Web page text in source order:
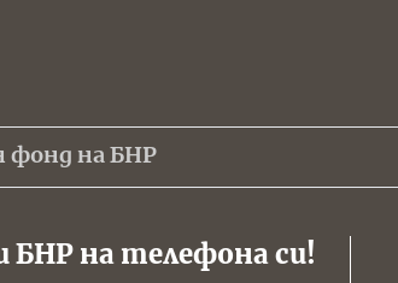
фонд на БНР
БНР на телефона си!